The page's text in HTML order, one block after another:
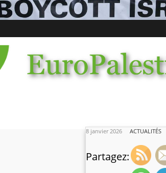
8 janvier 2026 ACTUALITÉS
Partagez: